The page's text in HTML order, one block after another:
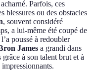
Parfois, ces
blessures ou des obstacles
, souvent considéré
a lui-même été coupé de
poussé à redoubler
James a grandi dans
à son talent brut et à